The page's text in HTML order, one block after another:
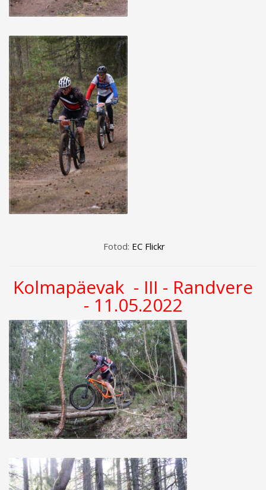
Fotod: EC Flickr
Kolmapäevak - III - Randvere
- 11.05.2022